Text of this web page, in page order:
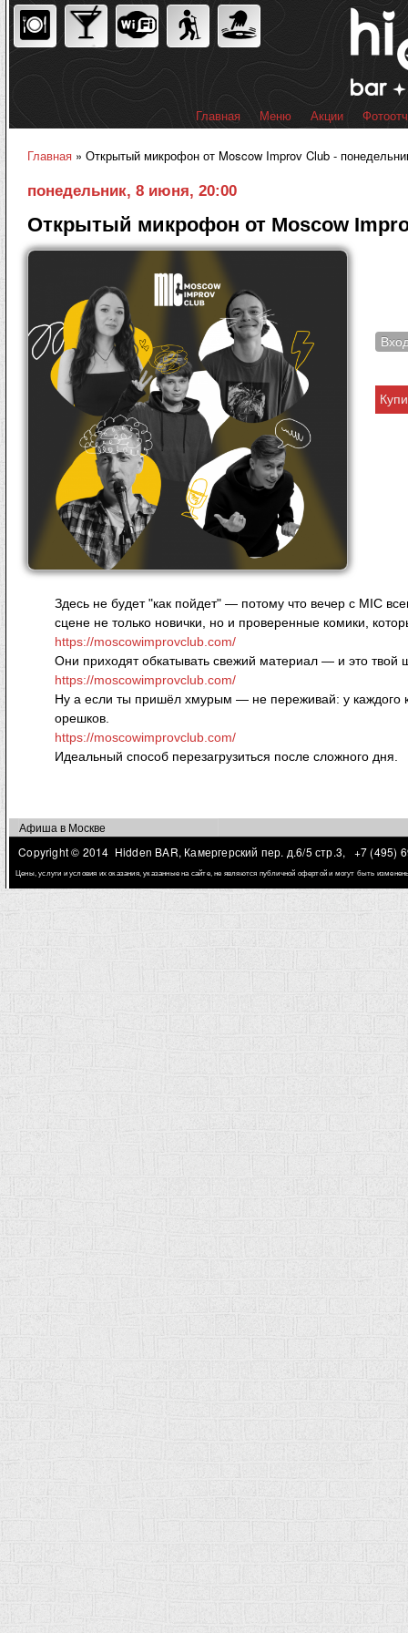
Главное меню
Главная Меню Акции
Главная » Открытый микрофон от Moscow Improv Club -
понедельник, 8 июня, 20:00
Открытый микрофон от Moscow
Здесь не будет "как пойдет" — потому что вечер с MIC
сцене не только новички, но и проверенные комики,
https://moscowimprovclub.com/
Они приходят обкатывать свежий материал — и это твой
https://moscowimprovclub.com/
Ну а если ты пришёл хмурым — не переживай: у каждого
орешков.
https://moscowimprovclub.com/
Идеальный способ перезагрузиться после сложного дня.
Афиша в Москве
Copyright © 2014 Hidden BAR, Камергерский пер. д.6/5 стр.3,
+7 (495)
Цены, услуги и условия их оказания, указанные на сайте, не являются публичной офертой и могут быть